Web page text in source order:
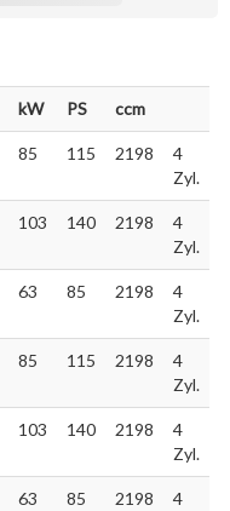
kW PS ccm
85 115 2198
4
Zyl.
103 140 2198
4
Zyl.
63 85 2198
4
Zyl.
85 115 2198
4
Zyl.
103 140 2198
4
Zyl.
63 85 2198
4